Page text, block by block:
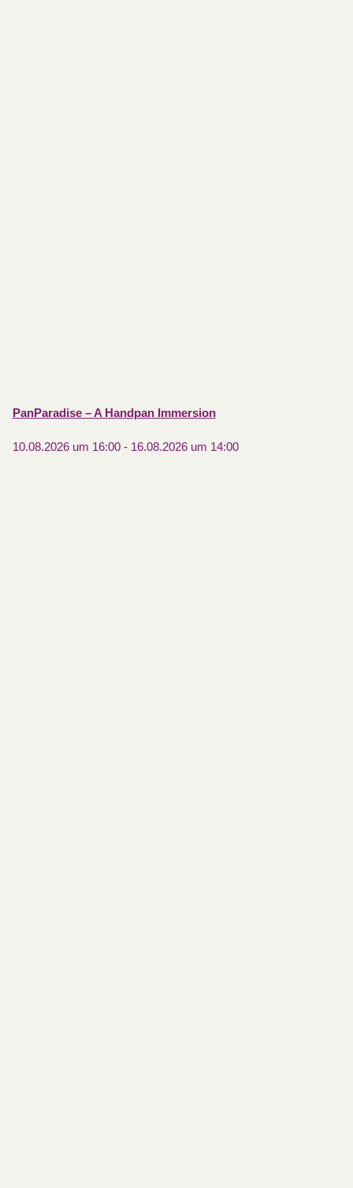
PanParadise – A Handpan Immersion
10.08.2026 um 16:00- 16.08.2026 um 14:00